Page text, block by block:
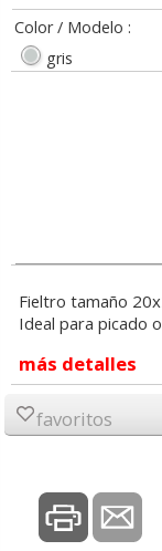
Color / Modelo :
gris
Fieltro tamaño
Ideal para picado
más detalles
favoritos